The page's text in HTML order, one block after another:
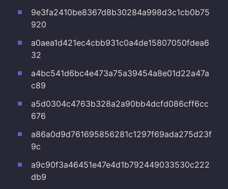
9e3fa2410be8367d8b30284a998d3c1cb0b75
920
a0aea1d421ec4cbb931c0a4de15807050fdea6
32
a4bc541d6bc4e473a75a39454a8e01d22a47a
c89
a5d0304c4763b328a2a90bb4dcfd086cff6cc
676
a86a0d9d761695856281c1297f69ada275d23f
9c
a9c90f3a46451e47e4d1b792449033530c222
db9